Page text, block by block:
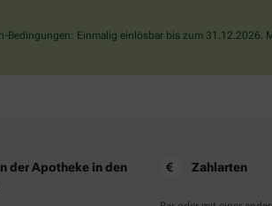
Flagge.
Bedingungen: Einmalig einlösbar bis zum 31.12.2026.
der Apotheke in den
Zahlarten